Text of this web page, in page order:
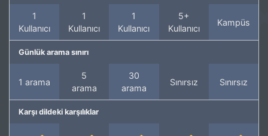
1
Kullanıcı
1
Kullanıcı
1
Kullanıcı
5+
Kullanıcı
Kampüs
Günlük arama sınırı
1 arama
5
arama
30
arama
Sınırsız Sınırsız
Karşı dildeki karşılıklar